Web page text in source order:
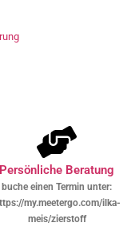
Persönliche Beratung
buche einen Termin unter:
my.meetergo.com/ilka-
meis/zierstoff